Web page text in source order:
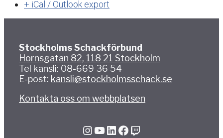
+ iCal / Outlook export
Stockholms Schackförbund
Hornsgatan 82, 118 21 Stockholm
Tel kansli: 08-669 36 54
E-post: kansli@stockholmsschack.se
Kontakta oss om webbplatsen
InstagramYouTube LinkedIn Facebook Twitch